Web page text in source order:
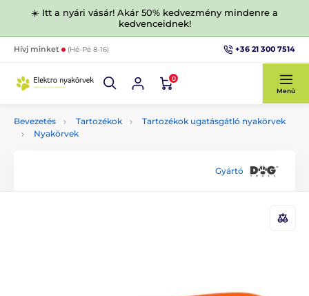
☀️ Itt a nyári vásár! Akár 50% kedvezmény mindenre a
kedvenceidnek!
Hívj minket (Hé-Pé 8-16) +36 21 300 7514
0
Menü
Bevezetés Tartozékok
Tartozékok ugatásgátló nyakörvek
Nyakörvek
Gyártó